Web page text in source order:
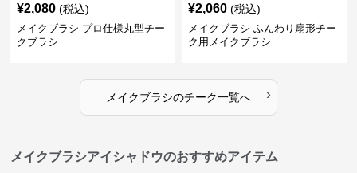
¥2,080 (税込)
メイクブラシ プロ仕様丸型チー
クブラシ
¥2,060 (税込)
メイクブラシ ふんわり扇形チー
ク用メイクブラシ
メイクブラシのチーク一覧へ ›
メイクブラシアイシャドウのおすすめアイテム